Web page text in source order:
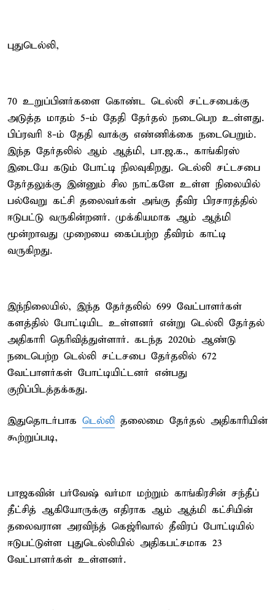
புதுடெல்லி,
70 உறுப்பினர்களை கொண்ட டெல்லி சட்டசபைக்கு
அடுத்த மாதம் 5-ம் தேதி தேர்தல் நடைபெற உள்ளது.
பிப்ரவரி 8-ம் தேதி வாக்கு எண்ணிக்கை நடைபெறும்.
இந்த தேர்தலில் ஆம் ஆத்மி, பா.ஜ.க., காங்கிரஸ்
இடையே கடும் போட்டி நிலவுகிறது. டெல்லி சட்டசபை
தேர்தலுக்கு இன்னும் சில நாட்களே உள்ள நிலையில்
பல்வேறு கட்சி தலைவர்கள் அங்கு தீவிர பிரசாரத்தில்
ஈடுபட்டு வருகின்றனர். முக்கியமாக ஆம் ஆத்மி
மூன்றாவது முறையை கைப்பற்ற தீவிரம் காட்டி
வருகிறது.
இந்நிலையில், இந்த தேர்தலில் 699 வேட்பாளர்கள்
களத்தில் போட்டியிட உள்ளனர் என்று டெல்லி தேர்தல்
அதிகாரி தெரிவித்துள்ளார். கடந்த 2020ம் ஆண்டு
நடைபெற்ற டெல்லி சட்டசபை தேர்தலில் 672
வேட்பாளர்கள் போட்டியிட்டனர் என்பது
குறிப்பிடத்தக்கது.
இதுதொடர்பாக டெல்லி தலைமை தேர்தல் அதிகாரியின்
கூற்றுப்படி,
பாஜகவின் பர்வேஷ் வர்மா மற்றும் காங்கிரசின் சந்தீப்
தீட்சித் ஆகியோருக்கு எதிராக ஆம் ஆத்மி கட்சியின்
தலைவரான அரவிந்த் கெஜ்ரிவால் தீவிரப் போட்டியில்
ஈடுபட்டுள்ள புதுடெல்லியில் அதிகபட்சமாக 23
வேட்பாளர்கள் உள்ளனர்.